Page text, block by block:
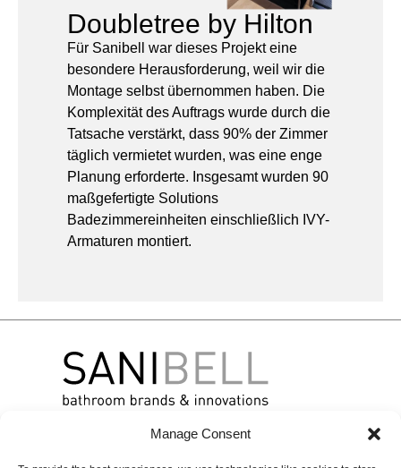
Manage Consent
besondere Herausforderung, weil wir die
Montage selbst übernommen haben. Die
Komplexität des Auftrags wurde durch die
Tatsache verstärkt, dass 90% der Zimmer
täglich vermietet wurden, was eine enge
Planung erforderte. Insgesamt wurden 90
maßgefertigte Solutions
Badezimmereinheiten einschließlich IVY-
Armaturen montiert.
Über
Marken
BLISS
BASISLINIE
Kontakt